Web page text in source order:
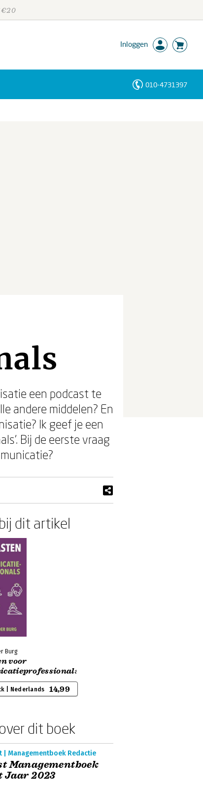
€20
Inloggen
010-4731397
een podcast te
andere middelen? En
Ik geef je een
Bij de eerste vraag
dit artikel
Burg
voor
| Nederlands 14,99
dit boek
| Managementboek Redactie
Managementboek
Jaar 2023